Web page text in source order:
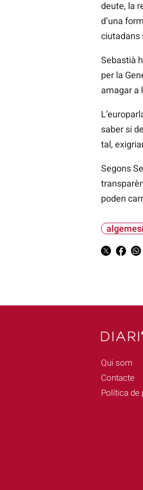
deute, la
d’una
ciutadans
Sebastià
per la
amagar a
saber si
tal,
Segons
poden
Qui som
Contacte
Política de